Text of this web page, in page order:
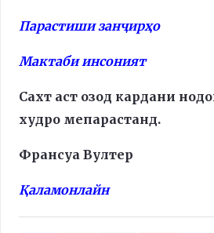
Парастиши занҷирҳо
Мактаби инсоният
Сахт аст озод кардани
худро мепарастанд.
Франсуа Вултер
Қаламонлайн